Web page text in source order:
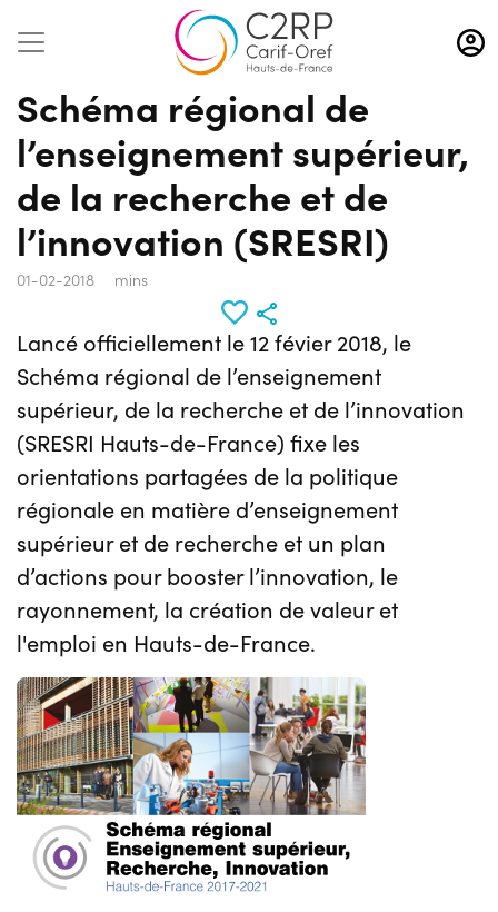
Aller
au
contenu
principal
Schéma régional de
l’enseignement supérieur,
de la recherche et de
l’innovation (SRESRI)
01-02-2018 mins
Lancé officiellement le 12 févier 2018, le
Schéma régional de l’enseignement
supérieur, de la recherche et de l’innovation
(SRESRI Hauts-de-France) fixe les
orientations partagées de la politique
régionale en matière d’enseignement
supérieur et de recherche et un plan
d’actions pour booster l’innovation, le
rayonnement, la création de valeur et
l'emploi en Hauts-de-France.